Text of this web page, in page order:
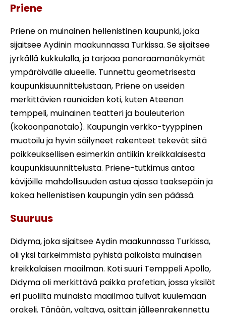
Priene
Priene on muinainen hellenistinen kaupunki, joka
sijaitsee Aydinin maakunnassa Turkissa. Se sijaitsee
jyrkällä kukkulalla, ja tarjoaa panoraamanäkymät
ympäröivälle alueelle. Tunnettu geometrisesta
kaupunkisuunnittelustaan, Priene on useiden
merkittävien raunioiden koti, kuten Ateenan
temppeli, muinainen teatteri ja bouleuterion
(kokoonpanotalo). Kaupungin verkko-tyyppinen
muotoilu ja hyvin säilyneet rakenteet tekevät siitä
poikkeuksellisen esimerkin antiikin kreikkalaisesta
kaupunkisuunnittelusta. Priene-tutkimus antaa
kävijöille mahdollisuuden astua ajassa taaksepäin ja
kokea hellenistisen kaupungin ydin sen päässä.
Suuruus
Didyma, joka sijaitsee Aydin maakunnassa Turkissa,
oli yksi tärkeimmistä pyhistä paikoista muinaisen
kreikkalaisen maailman. Koti suuri Temppeli Apollo,
Didyma oli merkittävä paikka profetian, jossa yksilöt
eri puolilta muinaista maailmaa tulivat kuulemaan
orakeli. Tänään, valtava, osittain jälleenrakennettu